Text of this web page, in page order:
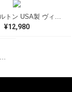
70s ペンドルトン USA製 ヴィンテージウールシャツ オープンカラー 開襟シャツ PENDLETON メンズS 古着 @CA1429
¥12,980
ミッキーマウス 白足 ウォルトディズニーオフィシャル スウェット ホワイト WALT DISNEY WORLD ウォルトディズニーオフィシャル サイズXL相当 古着 CF0995